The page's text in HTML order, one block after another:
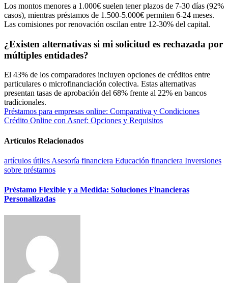
Los montos menores a 1.000€ suelen tener plazos de 7-30 días (92%
casos), mientras préstamos de 1.500-5.000€ permiten 6-24 meses.
Las comisiones por renovación oscilan entre 12-30% del capital.
¿Existen alternativas si mi solicitud es rechazada por
múltiples entidades?
El 43% de los comparadores incluyen opciones de créditos entre
particulares o microfinanciación colectiva. Estas alternativas
presentan tasas de aprobación del 68% frente al 22% en bancos
tradicionales.
Navegación
de
entradas
Préstamos para empresas online: Comparativa y Condiciones
Crédito Online con Asnef: Opciones y Requisitos
Artículos Relacionados
artículos útiles Asesoría financiera Educación financiera Inversiones
sobre préstamos
Préstamo Flexible y a Medida: Soluciones Financieras
Personalizadas